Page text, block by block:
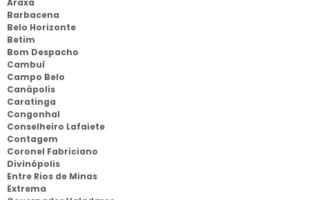
Araxá
Barbacena
Belo Horizonte
Betim
Bom Despacho
Cambuí
Campo Belo
Canápolis
Caratinga
Congonhal
Conselheiro Lafaiete
Contagem
Coronel Fabriciano
Divinópolis
Entre Rios de Minas
Extrema